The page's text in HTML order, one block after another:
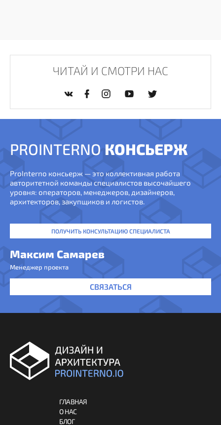
ЧИТАЙ И СМОТРИ НАС
PROINTERNO КОНСЬЕРЖ
ProInterno консьерж — это коллективная работа
авторитетной команды специалистов высочайшего
уровня: операторов, менеджеров, дизайнеров,
архитекторов, закупщиков и логистов.
ПОЛУЧИТЬ КОНСУЛЬТАЦИЮ СПЕЦИАЛИСТА
Максим Самарев
Менеджер проекта
СВЯЗАТЬСЯ
ГЛАВНАЯ
О НАС
БЛОГ